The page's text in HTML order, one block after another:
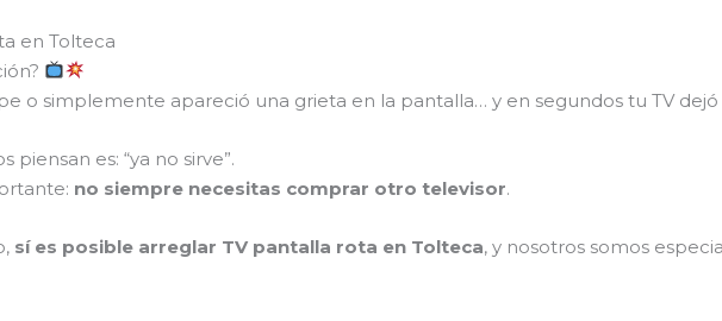
en Tolteca
o simplemente apareció una grieta en la pantalla… y en segundos tu TV
es: “ya no sirve”.
no siempre necesitas comprar otro televisor.
sí es posible arreglar TV pantalla rota en Tolteca, y nosotros somos